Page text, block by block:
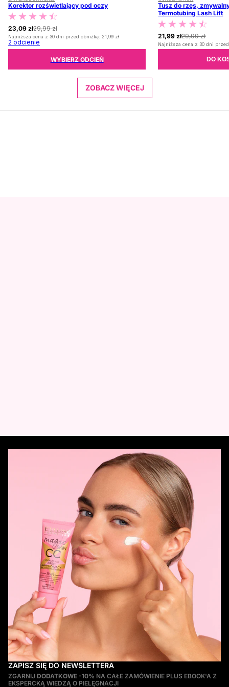
Korektor rozświetlający pod oczy
29,99 zł
23,09 zł
Najniższa cena z 30 dni przed obniżką: 21,99 zł
2 odcienie
WYBIERZ ODCIEŃ
Tusz do rzęs,
Termotubing Lash Lift
29,99 zł
21,99 zł
Najniższa cena z 30 dni
DO
ZOBACZ WIĘCEJ
ZAPISZ SIĘ DO NEWSLETTERA
ZGARNIJ DODATKOWE -10% NA CAŁE ZAMÓWIENIE PLUS EBOOK'A Z
EKSPERCKĄ WIEDZĄ O PIELĘGNACJI